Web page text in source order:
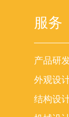
服务
产品研
外观设
结构设